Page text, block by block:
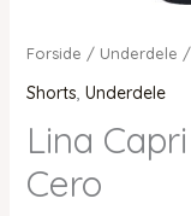
Forside / Underdele
Shorts, Underdele
Lina
Cero